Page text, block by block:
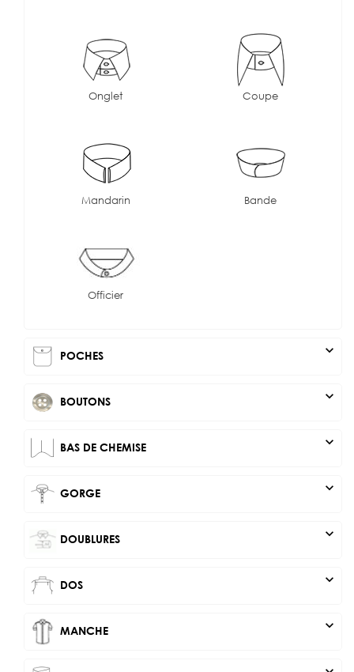
Onglet Coupe
Mandarin Bande
Officier
POCHES expand_more
BOUTONS expand_more
BAS DE CHEMISE expand_more
GORGE expand_more
DOUBLURES expand_more
DOS expand_more
MANCHE expand_more